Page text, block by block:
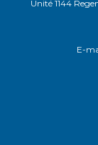
Unité 1144
E-